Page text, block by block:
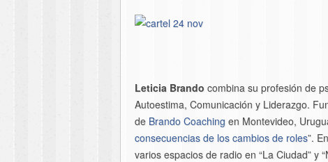
Leticia Brando combina su profesión de
Autoestima, Comunicación y Liderazgo.
de Brando Coaching en Montevideo,
consecuencias de los cambios de roles”.
varios espacios de radio en “La Ciudad” y